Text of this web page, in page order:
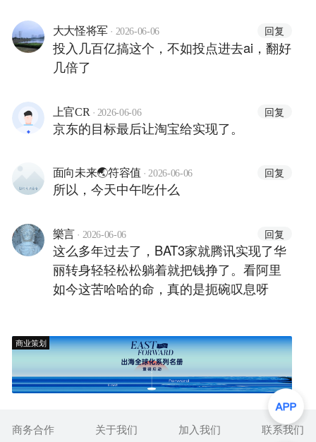
大大怪将军 · 2026-06-06 回复
投入几百亿搞这个，不如投点进去ai，翻好
几倍了
上官CR · 2026-06-06 回复
京东的目标最后让淘宝给实现了。
面向未来🌏符容值 · 2026-06-06 回复
所以，今天中午吃什么
樂言 · 2026-06-06 回复
这么多年过去了，BAT3家就腾讯实现了华
丽转身轻轻松松躺着就把钱挣了。看阿里
如今这苦哈哈的命，真的是扼碗叹息呀
商业策划
商务合作 关于我们 加入我们 联系我们